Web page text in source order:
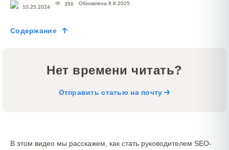
10.25.2024
356 Обновлена 8.8.2025
Содержание
Нет времени читать?
Отправить статью на почту
В этом видео мы расскажем, как стать руководителем SEO-